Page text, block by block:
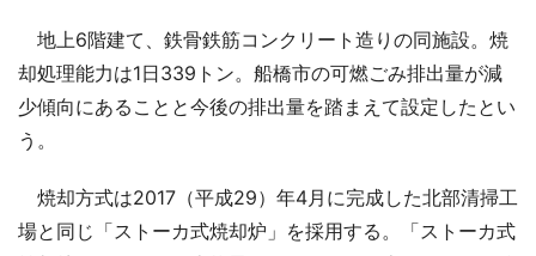
地上6階建て、鉄骨鉄筋コンクリート造りの同施設。焼
却処理能力は1日339トン。船橋市の可燃ごみ排出量が減
少傾向にあることと今後の排出量を踏まえて設定したとい
う。
焼却方式は2017（平成29）年4月に完成した北部清掃工
場と同じ「ストーカ式焼却炉」を採用する。「ストーカ式